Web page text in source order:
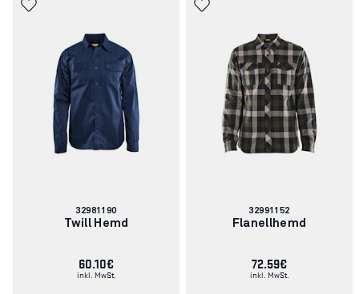
Artikelnummer:
32981190
Twill Hemd
60.10€
inkl. MwSt.
Artikelnummer:
32991152
Flanellhemd
72.59€
inkl. MwSt.